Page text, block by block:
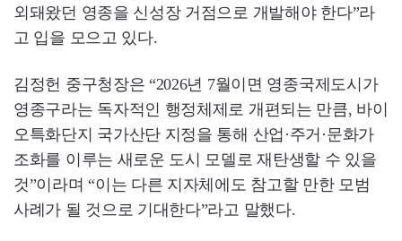
외돼왔던 영종을 신성장 거점으로 개발해야 한다”라
고 입을 모으고 있다.
김정헌 중구청장은 “2026년 7월이면 영종국제도시가
영종구라는 독자적인 행정체제로 개편되는 만큼, 바이
오특화단지 국가산단 지정을 통해 산업·주거·문화가
조화를 이루는 새로운 도시 모델로 재탄생할 수 있을
것”이라며 “이는 다른 지자체에도 참고할 만한 모범
사례가 될 것으로 기대한다”라고 말했다.